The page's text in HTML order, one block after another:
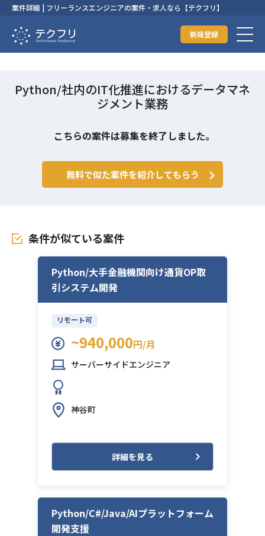
案件詳細 | フリーランスエンジニアの案件・求人なら【テクフリ】
新規登録
Python/社内のIT化推進におけるデータマネ
ジメント業務
こちらの案件は募集を終了しました。
無料で似た案件を紹介してもらう
条件が似ている案件
Python/大手金融機関向け通貨OP取
引システム開発
リモート可
~940,000円/月
サーバーサイドエンジニア
神谷町
詳細を見る
Python/C#/Java/AIプラットフォーム
開発支援